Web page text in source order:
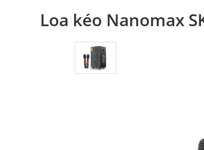
Loa kéo Nanomax